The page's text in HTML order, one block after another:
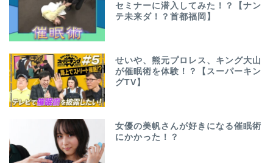
セミナーに潜入してみた！？【ナン
テ未来ダ！？首都福岡】
せいや、熊元プロレス、キング大山
が催眠術を体験！？【スーパーキン
グTV】
女優の美帆さんが好きになる催眠術
にかかった！？